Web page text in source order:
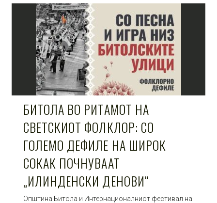
БИТОЛА ВО РИТАМОТ НА
СВЕТСКИОТ ФОЛКЛОР: СО
ГОЛЕМО ДЕФИЛЕ НА ШИРОК
СОКАК ПОЧНУВААТ
„ИЛИНДЕНСКИ ДЕНОВИ“
Општина Битола и Интернационалниот фестивал на